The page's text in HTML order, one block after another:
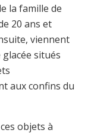
la famille de
20 ans et
viennent
situés
aux confins du
objets à